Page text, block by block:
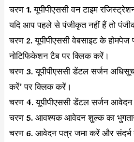
चरण 1. यूपीपीएससी वन टाइम
यदि आप पहले से पंजीकृत नहीं हैं तो
चरण 2. यूपीपीएससी वेबसाइट के होमपेज
नोटिफिकेशन टैब पर क्लिक करें।
चरण 3. यूपीपीएससी डेंटल सर्जन
करें’ पर क्लिक करें।
चरण 4. यूपीपीएससी डेंटल सर्जन आवेदन
चरण 5. आवश्यक आवेदन शुल्क का
चरण 6. आवेदन पत्र जमा करें और संदर्भ